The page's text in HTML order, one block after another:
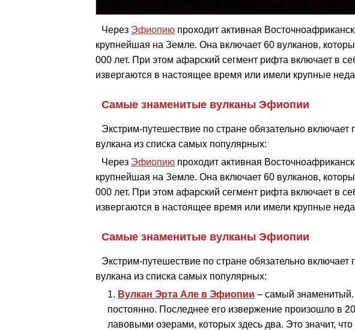
Через Эфиопию проходит активная
крупнейшая на Земле. Она включает 60 вулканов,
000 лет. При этом афарский сегмент рифта включает в
извергаются в настоящее время или имели крупные
Самые знаменитые вулканы Эфиопии
Экстрим-путешествие по стране обязательно
вулкана из списка самых популярных:
Через Эфиопию проходит активная
крупнейшая на Земле. Она включает 60 вулканов,
000 лет. При этом афарский сегмент рифта включает в
извергаются в настоящее время или имели крупные
Самые знаменитые вулканы Эфиопии
Экстрим-путешествие по стране обязательно
вулкана из списка самых популярных:
Вулкан Эрта Але в Эфиопии – самый знаменитый.
постоянно. Последнее его извержение произошло в
лавовыми озерами, которых здесь два. Это значит,